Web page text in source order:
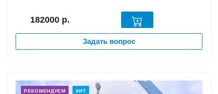
182000 р.
Задать вопрос
РЕКОМЕНДУЕМ ХИТ